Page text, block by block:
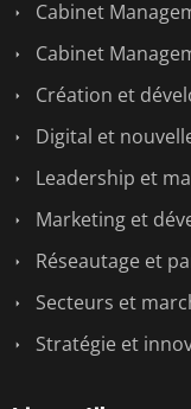
Cabinet
Cabinet
Création et
Digital et
Leadership et
Marketing et
Réseautage et
Secteurs et
Stratégie et